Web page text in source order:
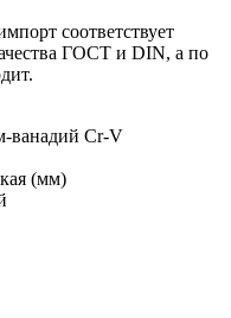
соответствует
ГОСТ и DIN, а по
ванадий Cr-V
(мм)